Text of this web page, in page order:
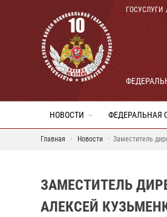
ГОСУСЛУГИ
НОВОСТИ ФЕДЕРАЛЬНАЯ
Главная Новости Заместитель
ЗАМЕСТИТЕЛЬ
АЛЕКСЕЙ